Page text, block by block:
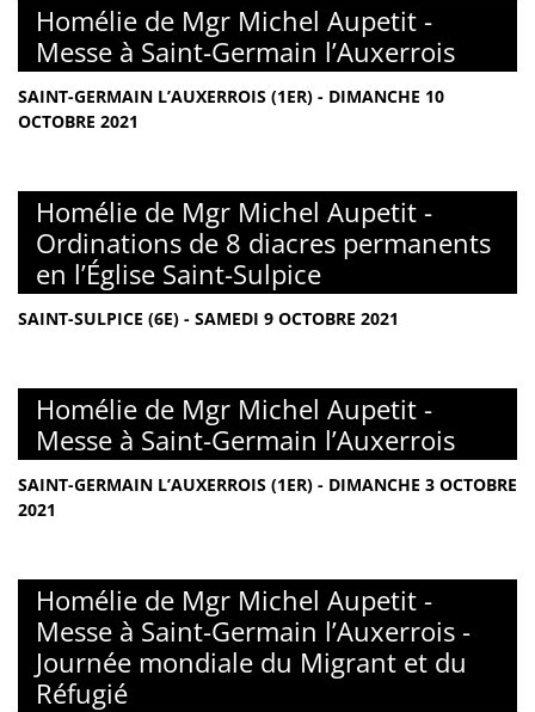
Homélie de Mgr Michel Aupetit -
Messe à Saint-Germain l’Auxerrois
SAINT-GERMAIN L’AUXERROIS (1ER) - DIMANCHE 10
OCTOBRE 2021
Homélie de Mgr Michel Aupetit -
Ordinations de 8 diacres permanents
en l’Église Saint-Sulpice
SAINT-SULPICE (6E) - SAMEDI 9 OCTOBRE 2021
Homélie de Mgr Michel Aupetit -
Messe à Saint-Germain l’Auxerrois
SAINT-GERMAIN L’AUXERROIS (1ER) - DIMANCHE 3 OCTOBRE
2021
Homélie de Mgr Michel Aupetit -
Messe à Saint-Germain l’Auxerrois -
Journée mondiale du Migrant et du
Réfugié